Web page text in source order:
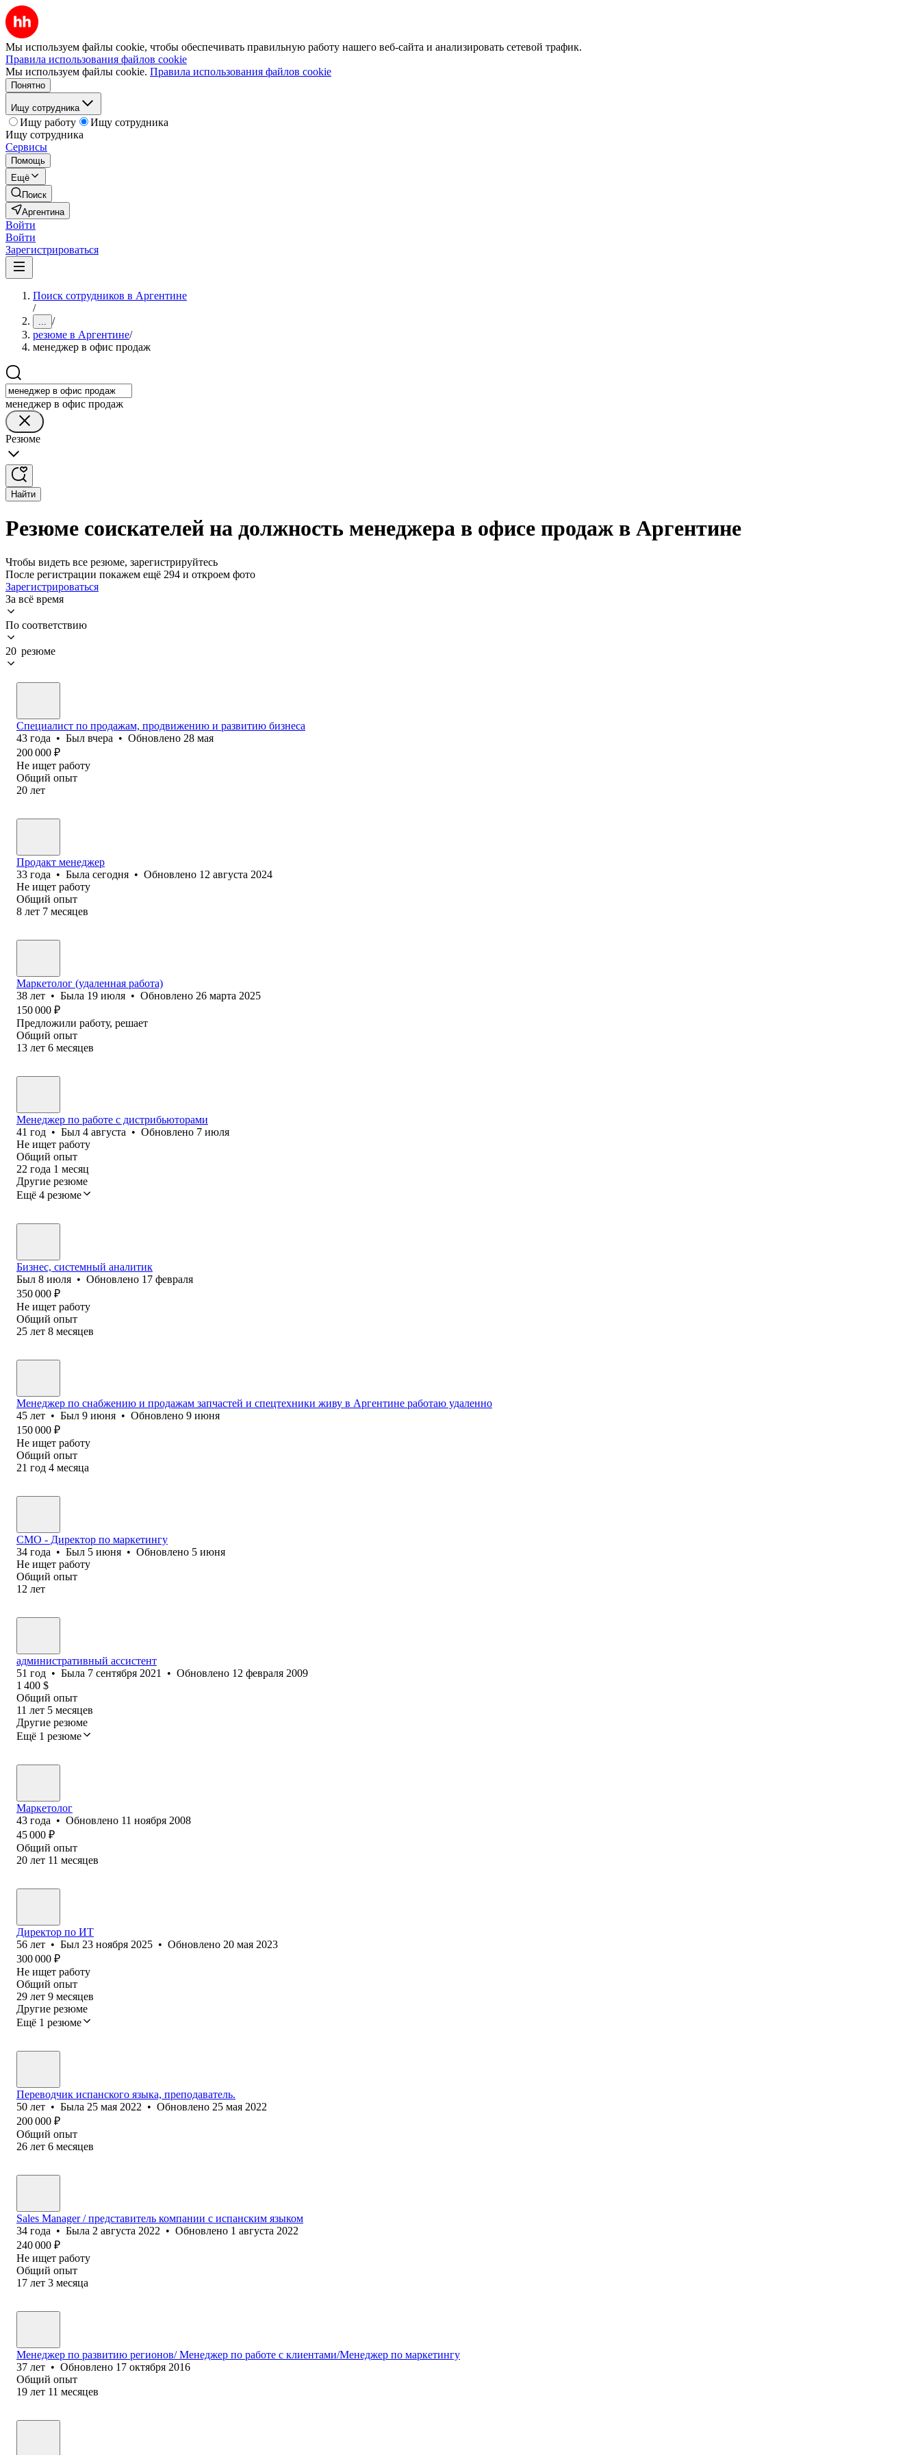
Мы используем файлы cookie, чтобы обеспечивать правильную работу нашего веб-сайта и анализировать сетевой трафик.
Правила использования файлов cookie
Мы используем файлы cookie. Правила использования файлов cookie
Понятно
Ищу сотрудника
Ищу работу
Ищу сотрудника
Ищу сотрудника
Сервисы
Помощь
Ещё
Поиск
Аргентина
Войти
Войти
Зарегистрироваться
Поиск сотрудников в Аргентине
/
... /
резюме в Аргентине/
менеджер в офис продаж
менеджер в офис продаж
Резюме
Найти
Резюме соискателей на должность менеджера в офисе продаж в Аргентине
Чтобы видеть все резюме, зарегистрируйтесь
После регистрации покажем ещё 294 и откроем фото
Зарегистрироваться
За всё время
По соответствию
20 резюме
Специалист по продажам, продвижению и развитию бизнеса
43 года • Был вчера • Обновлено 28 мая
200 000 ₽
Не ищет работу
Общий опыт
20 лет
Продакт менеджер
33 года • Была сегодня • Обновлено 12 августа 2024
Не ищет работу
Общий опыт
8 лет 7 месяцев
Маркетолог (удаленная работа)
38 лет • Была 19 июля • Обновлено 26 марта 2025
150 000 ₽
Предложили работу, решает
Общий опыт
13 лет 6 месяцев
Менеджер по работе с дистрибьюторами
41 год • Был 4 августа • Обновлено 7 июля
Не ищет работу
Общий опыт
22 года 1 месяц
Другие резюме
Ещё 4 резюме
Бизнес, системный аналитик
Был 8 июля • Обновлено 17 февраля
350 000 ₽
Не ищет работу
Общий опыт
25 лет 8 месяцев
Менеджер по снабжению и продажам запчастей и спецтехники живу в Аргентине работаю удаленно
45 лет • Был 9 июня • Обновлено 9 июня
150 000 ₽
Не ищет работу
Общий опыт
21 год 4 месяца
CMO - Директор по маркетингу
34 года • Был 5 июня • Обновлено 5 июня
Не ищет работу
Общий опыт
12 лет
административный ассистент
51 год • Была 7 сентября 2021 • Обновлено 12 февраля 2009
1 400 $
Общий опыт
11 лет 5 месяцев
Другие резюме
Ещё 1 резюме
Маркетолог
43 года • Обновлено 11 ноября 2008
45 000 ₽
Общий опыт
20 лет 11 месяцев
Директор по ИТ
56 лет • Был 23 ноября 2025 • Обновлено 20 мая 2023
300 000 ₽
Не ищет работу
Общий опыт
29 лет 9 месяцев
Другие резюме
Ещё 1 резюме
Переводчик испанского языка, преподаватель.
50 лет • Была 25 мая 2022 • Обновлено 25 мая 2022
200 000 ₽
Общий опыт
26 лет 6 месяцев
Sales Manager / представитель компании с испанским языком
34 года • Была 2 августа 2022 • Обновлено 1 августа 2022
240 000 ₽
Не ищет работу
Общий опыт
17 лет 3 месяца
Менеджер по развитию регионов/ Менеджер по работе с клиентами/Менеджер по маркетингу
37 лет • Обновлено 17 октября 2016
Общий опыт
19 лет 11 месяцев